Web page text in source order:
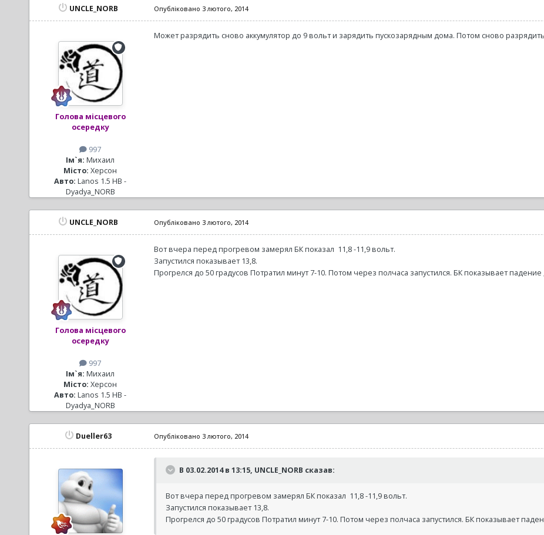
UNCLE_NORB
Голова місцевого
осередку
997
Ім`я: Михаил
Місто: Херсон
Авто: Lanos 1.5 HB -
Dyadya_NORB
Опубліковано 3 лютого, 2014
Может разрядить сново аккумулятор до 9 вольт и зарядить пускозарядным дома. Потом сново
UNCLE_NORB
Голова місцевого
осередку
997
Ім`я: Михаил
Місто: Херсон
Авто: Lanos 1.5 HB -
Dyadya_NORB
Опубліковано 3 лютого, 2014
Вот вчера перед прогревом замерял БК показал 11,8 -11,9 вольт.
Запустился показывает 13,8.
Прогрелся до 50 градусов Потратил минут 7-10. Потом через полчаса запустился. БК показывает
Dueller63 Опубліковано 3 лютого, 2014
В 03.02.2014 в 13:15, UNCLE_NORB сказав:
Вот вчера перед прогревом замерял БК показал 11,8 -11,9 вольт.
Запустился показывает 13,8.
Прогрелся до 50 градусов Потратил минут 7-10. Потом через полчаса запустился. БК показывает